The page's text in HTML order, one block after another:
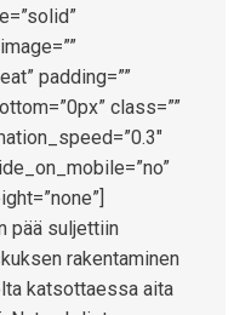
padding=””
class=””
pää suljettiin
rakentaminen
katsottaessa aita